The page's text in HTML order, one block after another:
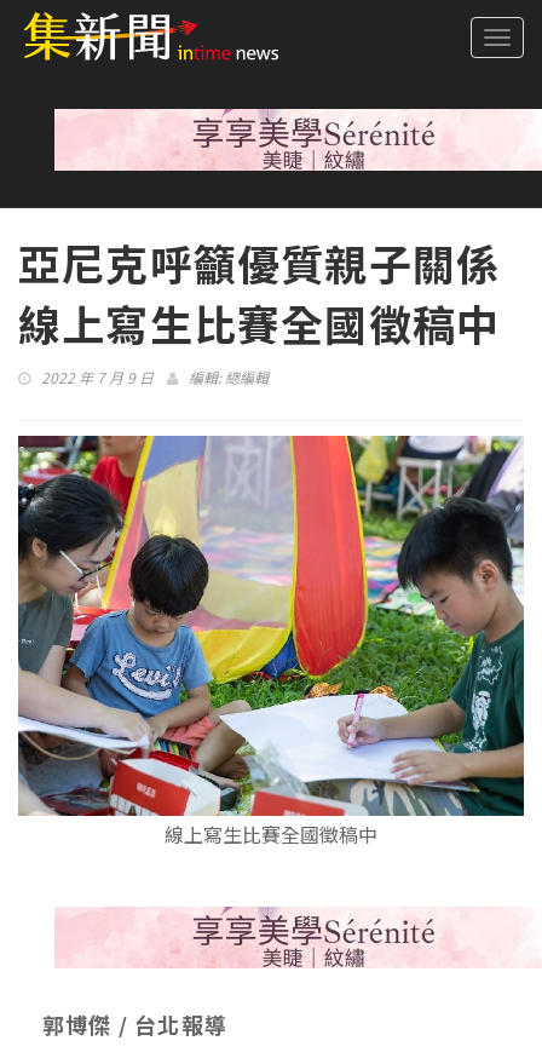
亞尼克呼籲優質親子關係
線上寫生比賽全國徵稿中
2022 年 7 月 9 日 編輯:總編輯
線上寫生比賽全國徵稿中
郭博傑 / 台北報導